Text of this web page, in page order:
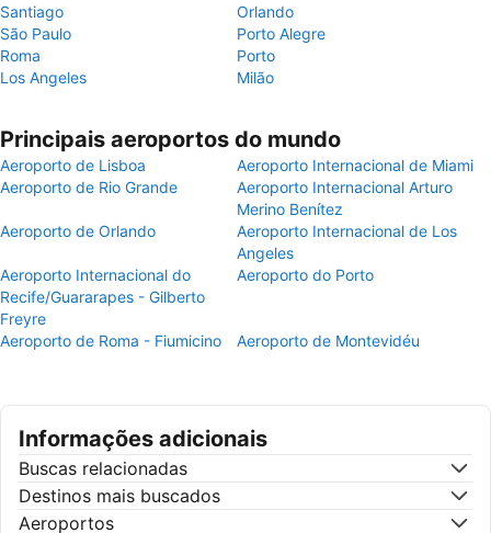
Santiago
Orlando
São Paulo
Porto Alegre
Roma
Porto
Los Angeles
Milão
Principais aeroportos do mundo
Aeroporto de Lisboa
Aeroporto Internacional de Miami
Aeroporto de Rio Grande
Aeroporto Internacional Arturo
Merino Benítez
Aeroporto de Orlando
Aeroporto Internacional de Los
Angeles
Aeroporto Internacional do
Recife/Guararapes - Gilberto
Freyre
Aeroporto do Porto
Aeroporto de Roma - Fiumicino Aeroporto de Montevidéu
Informações adicionais
Buscas relacionadas
Destinos mais buscados
Aeroportos